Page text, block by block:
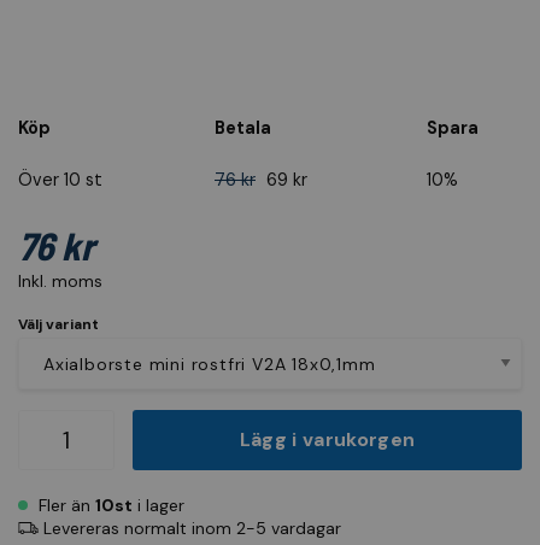
Köp Betala Spara
Över 10 st 76 kr 69 kr 10%
Inkl. moms
76 kr
Välj variant
Lägg i varukorgen
Fler än 10st i lager
Levereras normalt inom 2-5 vardagar